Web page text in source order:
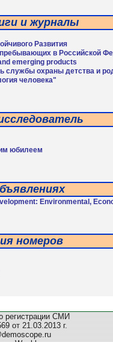
и журналы
Развития
в Российской
emerging products
службы охраны детства и
человека"
юбилеем
Environmental,
номеров
регистрации СМИ
от 21.03.2013 г.